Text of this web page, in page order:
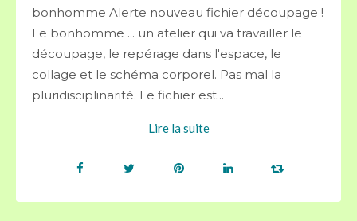
bonhomme Alerte nouveau fichier découpage !
Le bonhomme ... un atelier qui va travailler le
découpage, le repérage dans l'espace, le
collage et le schéma corporel. Pas mal la
pluridisciplinarité. Le fichier est...
Lire la suite